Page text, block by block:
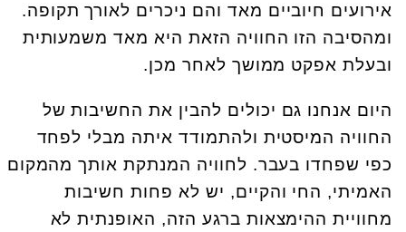
אירועים חיוביים מאד והם ניכרים לאורך תקופה.
ומהסיבה הזו החוויה הזאת היא מאד משמעותית
ובעלת אפקט ממושך לאחר מכן.
היום אנחנו גם יכולים להבין את החשיבות של
החוויה המיסטית ולהתמודד איתה מבלי לפחד
כפי שפחדו בעבר. לחוויה המנתקת אותך מהמקום
האמיתי, החי והקיים, יש לא פחות חשיבות
מחוויית ההימצאות ברגע הזה, האופנתית לא